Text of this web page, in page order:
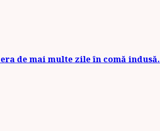
de mai multe zile în comă indusă.